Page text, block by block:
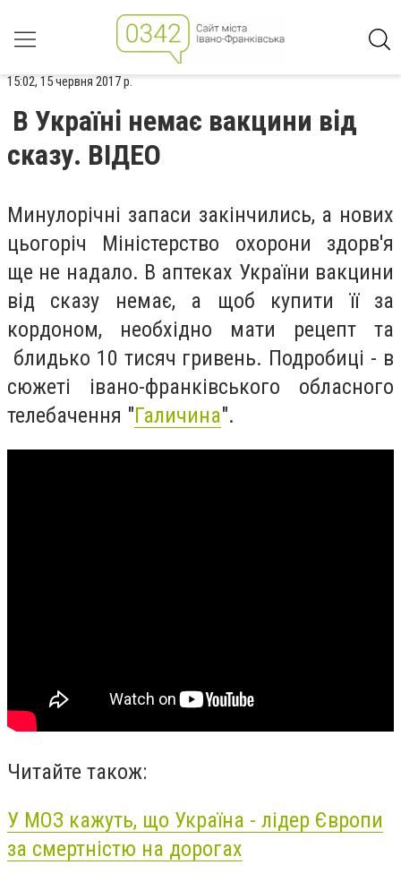
15:02, 15 червня 2017 р.
В Україні немає вакцини від
сказу. ВІДЕО
Минулорічні запаси закінчились, а нових
цьогоріч Міністерство охорони здорв'я
ще не надало. В аптеках України вакцини
від сказу немає, а щоб купити її за
кордоном, необхідно мати рецепт та
блидько 10 тисяч гривень. Подробиці - в
сюжеті івано-франківського обласного
телебачення "Галичина".
Читайте також:
У МОЗ кажуть, що Україна - лідер Європи
за смертністю на дорогах